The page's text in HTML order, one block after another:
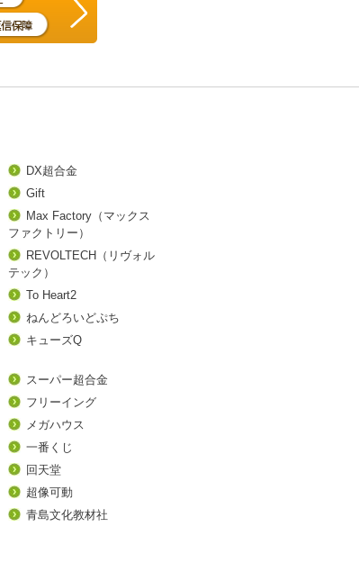
DX超合金
Gift
Max Factory（マックス
ファクトリー）
REVOLTECH（リヴォル
テック）
To Heart2
ねんどろいどぷち
キューズQ
スーパー超合金
フリーイング
メガハウス
一番くじ
回天堂
超像可動
青島文化教材社